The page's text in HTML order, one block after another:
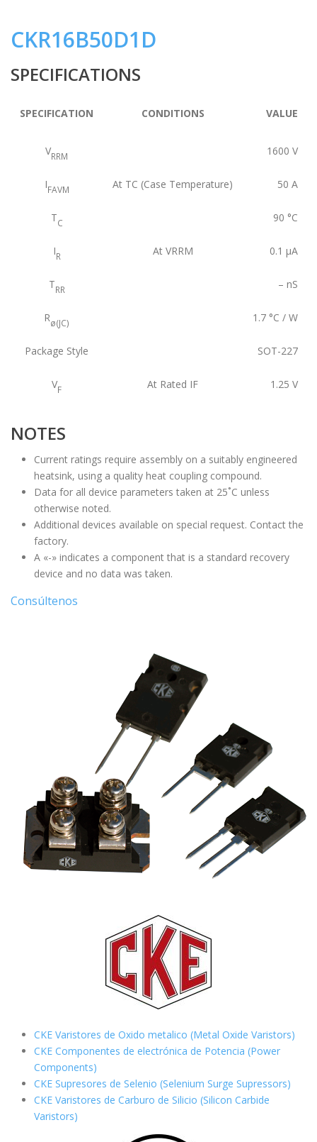
CKR16B50D1D
SPECIFICATIONS
SPECIFICATION CONDITIONS VALUE
VRRM 1600 V
IFAVM At TC (Case Temperature) 50 A
TC 90 °C
IR At VRRM 0.1 μA
TRR – nS
Rø(JC) 1.7 °C / W
Package Style SOT-227
VF At Rated IF 1.25 V
NOTES
Current ratings require assembly on a suitably engineered
heatsink, using a quality heat coupling compound.
Data for all device parameters taken at 25˚C unless
otherwise noted.
Additional devices available on special request. Contact the
factory.
A «-» indicates a component that is a standard recovery
device and no data was taken.
Consúltenos
CKE Varistores de Oxido metalico (Metal Oxide Varistors)
CKE Componentes de electrónica de Potencia (Power
Components)
CKE Supresores de Selenio (Selenium Surge Supressors)
CKE Varistores de Carburo de Silicio (Silicon Carbide
Varistors)